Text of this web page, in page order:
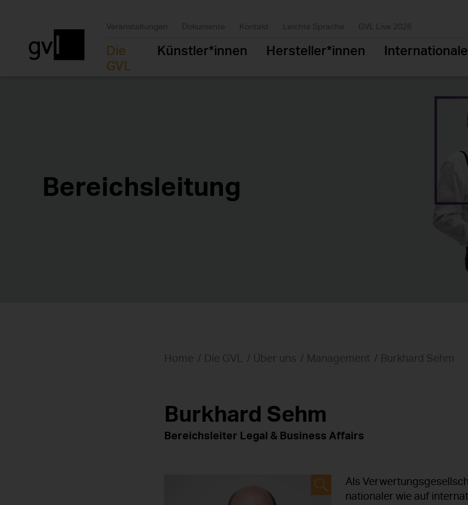
Veranstaltungen Dokumente Kontakt Leichte Sprache GVL Live 2026
Die
GVL
Künstler*innen Hersteller*innen
Bereichsleitung
Home Die GVL Über uns Management Burkhard Sehm
Burkhard Sehm
Bereichsleiter Legal & Business Affairs
Als
nationaler wie auf